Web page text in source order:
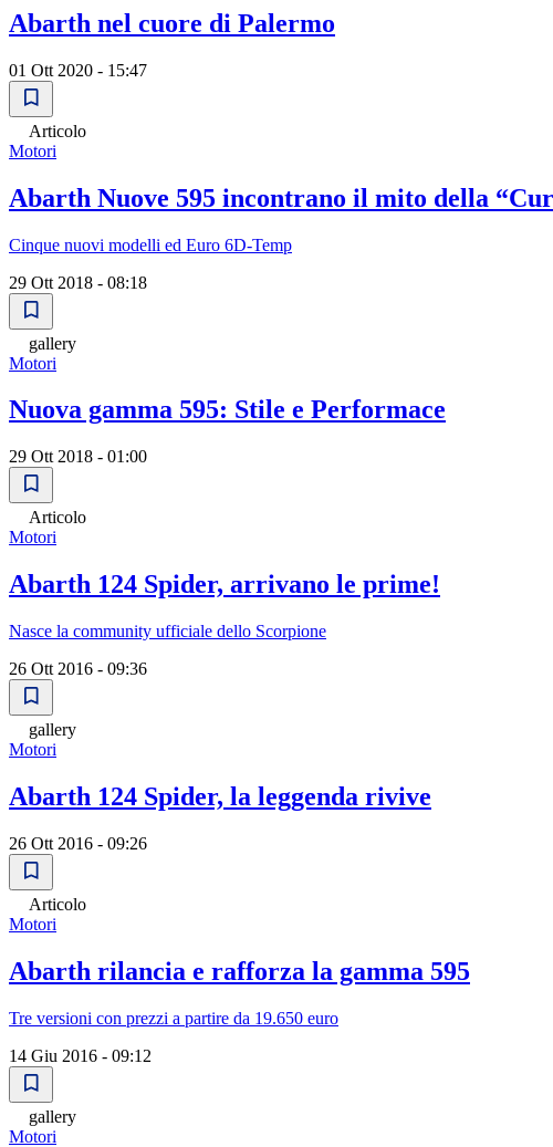
Abarth nel cuore di Palermo
01 Ott 2020 - 15:47
Articolo
Motori
Abarth Nuove 595 incontrano il mito della
Cinque nuovi modelli ed Euro 6D-Temp
29 Ott 2018 - 08:18
gallery
Motori
Nuova gamma 595: Stile e Performace
29 Ott 2018 - 01:00
Articolo
Motori
Abarth 124 Spider, arrivano le prime!
Nasce la community ufficiale dello Scorpione
26 Ott 2016 - 09:36
gallery
Motori
Abarth 124 Spider, la leggenda rivive
26 Ott 2016 - 09:26
Articolo
Motori
Abarth rilancia e rafforza la gamma 595
Tre versioni con prezzi a partire da 19.650 euro
14 Giu 2016 - 09:12
gallery
Motori